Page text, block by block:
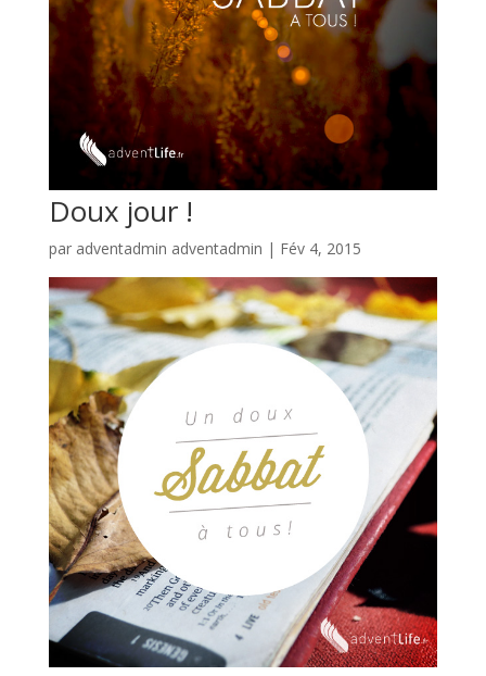
Doux jour !
par adventadmin adventadmin | Fév 4, 2015